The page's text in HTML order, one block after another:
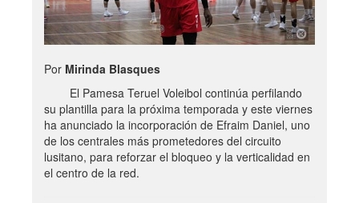
Por Mirinda Blasques
El Pamesa Teruel Voleibol continúa perfilando
su plantilla para la próxima temporada y este viernes
ha anunciado la incorporación de Efraim Daniel, uno
de los centrales más prometedores del circuito
lusitano, para reforzar el bloqueo y la verticalidad en
el centro de la red.